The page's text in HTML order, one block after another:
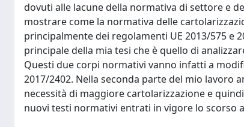
dovuti alle lacune della normativa di settore e
mostrare come la normativa delle
principalmente dei regolamenti UE 2013/575 e
principale della mia tesi che è quello di
Questi due corpi normativi vanno infatti a
2017/2402. Nella seconda parte del mio lavoro
necessità di maggiore cartolarizzazione e
nuovi testi normativi entrati in vigore lo scorso